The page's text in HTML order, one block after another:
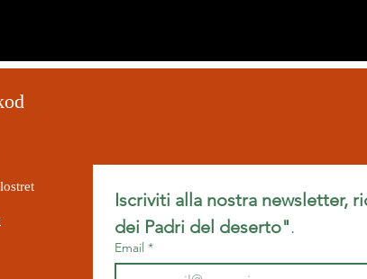
Iscriviti alla nostra newsletter,
dei Padri del deserto".
Email *